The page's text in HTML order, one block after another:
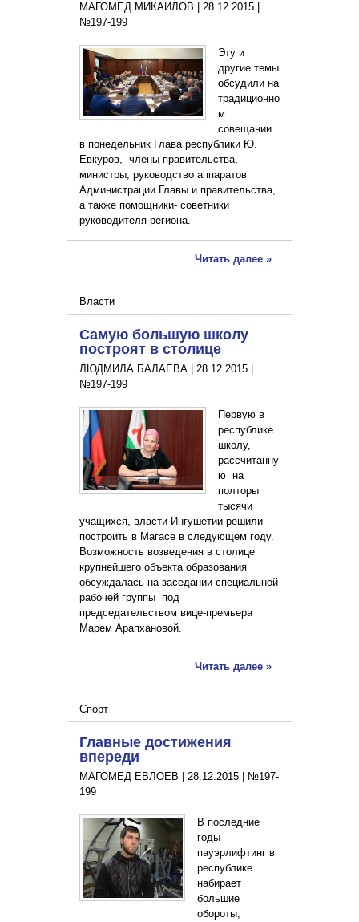
МАГОМЕД МИКАИЛОВ | 28.12.2015
№197-199
Эту и
другие темы
обсудили на
традиционно
м
совещании
в понедельник Глава республики Ю.
Евкуров, члены правительства,
министры, руководство аппаратов
Администрации Главы и правительства,
а также помощники- советники
руководителя региона.
Читать далее »
Власти
Самую большую школу
построят в столице
ЛЮДМИЛА БАЛАЕВА | 28.12.2015
№197-199
Первую в
республике
школу,
рассчитанну
ю на
полторы
тысячи
учащихся, власти Ингушетии решили
построить в Магасе в следующем году.
Возможность возведения в столице
крупнейшего объекта образования
обсуждалась на заседании специальной
рабочей группы под
председательством вице-премьера
Марем Арапхановой.
Читать далее »
Спорт
Главные достижения
впереди
МАГОМЕД ЕВЛОЕВ | 28.12.2015
№197-
199
В последние
годы
пауэрлифтинг в
республике
набирает
большие
обороты,